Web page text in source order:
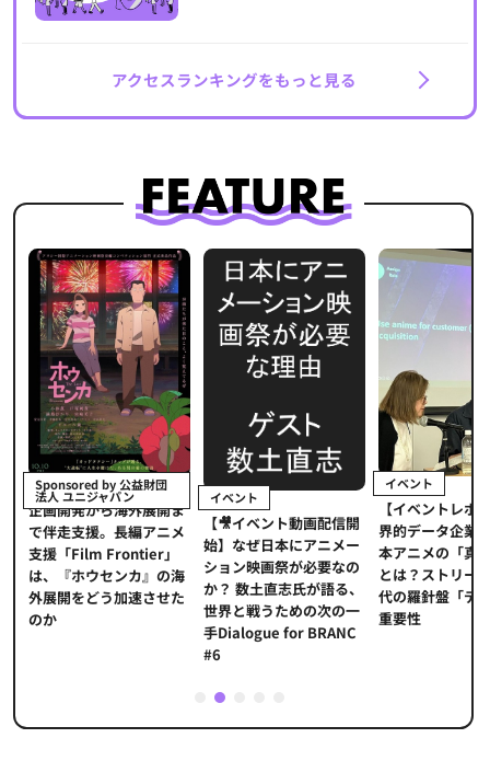
アクセスランキングをもっと見る
Sponsored by 公益財団
法人 ユニジャパン
企画開発から海外展開ま
で伴走支援。長編アニメ
支援「Film Frontier」
は、『ホウセンカ』の海
外展開をどう加速させた
のか
イベント
【🎥イベント動画配信開
始】なぜ日本にアニメー
ション映画祭が必要なの
か？ 数土直志氏が語る、
世界と戦うための次の一
手Dialogue for BRANC
#6
イベント
【イベントレポ
界的データ企業
本アニメの「真
とは？ストリー
代の羅針盤「デ
重要性
2